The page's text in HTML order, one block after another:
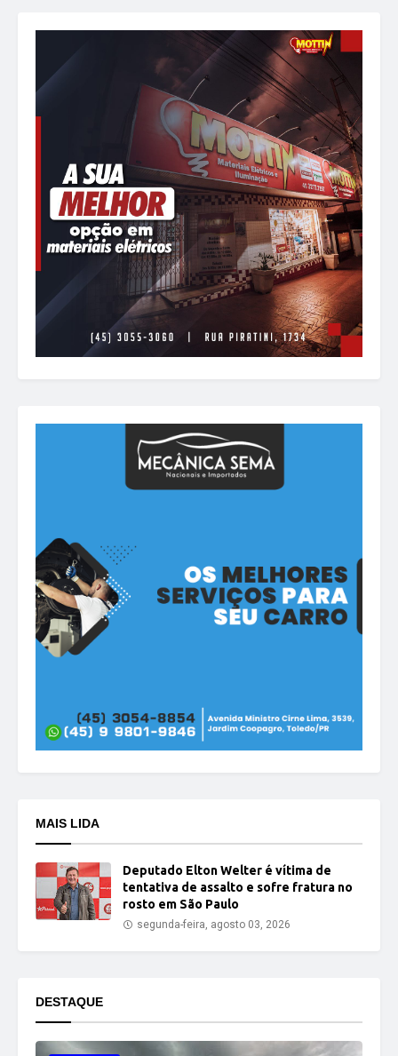
MAIS LIDA
Deputado Elton Welter é vítima de
tentativa de assalto e sofre fratura no
rosto em São Paulo
segunda-feira, agosto 03, 2026
DESTAQUE